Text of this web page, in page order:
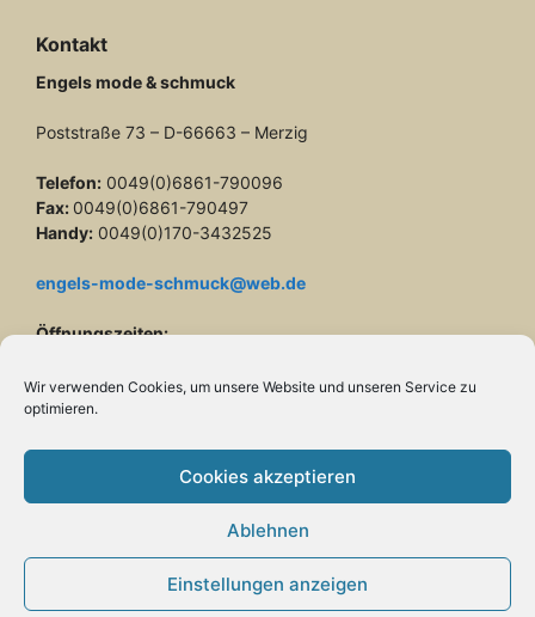
Wir verwenden Cookies, um unsere Website und unseren Service zu
optimieren.
Cookies akzeptieren
Ablehnen
Einstellungen anzeigen
Kontakt
Engels mode & schmuck
Poststraße 73 – D-66663 – Merzig
Telefon: 0049(0)6861-790096
Fax: 0049(0)6861-790497
Handy: 0049(0)170-3432525
engels-mode-schmuck@web.de
Öffnungszeiten:
Dienstag bis Freitag: 10 – 13 und 14 – 17 Uhr
Samstag: 10 – 13 Uhr
Vertrag widerrufen